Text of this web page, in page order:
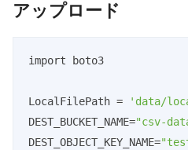
アップロード
import boto3
LocalFilePath = 'data/
DEST_BUCKET_NAME="csv-
DEST_OBJECT_KEY_NAME=